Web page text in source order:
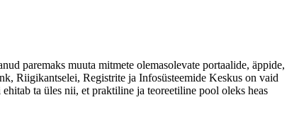
paremaks muuta mitmete olemasolevate portaalide, äppide,
Riigikantselei, Registrite ja Infosüsteemide Keskus on vaid
ta üles nii, et praktiline ja teoreetiline pool oleks heas